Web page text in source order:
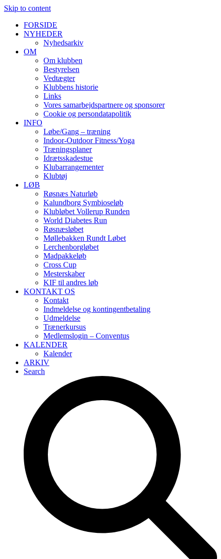
Skip to content
FORSIDE
NYHEDER
Nyhedsarkiv
OM
Om klubben
Bestyrelsen
Vedtægter
Klubbens historie
Links
Vores samarbejdspartnere og sponsorer
Cookie og persondatapolitik
INFO
Løbe/Gang – træning
Indoor-Outdoor Fitness/Yoga
Træningsplaner
Idrætsskadestue
Klubarrangementer
Klubtøj
LØB
Røsnæs Naturløb
Kalundborg Symbioseløb
Klubløbet Vollerup Runden
World Diabetes Run
Røsnæsløbet
Møllebakken Rundt Løbet
Lerchenborgløbet
Madpakkeløb
Cross Cup
Mesterskaber
KIF til andres løb
KONTAKT OS
Kontakt
Indmeldelse og kontingentbetaling
Udmeldelse
Trænerkursus
Medlemslogin – Conventus
KALENDER
Kalender
ARKIV
Search